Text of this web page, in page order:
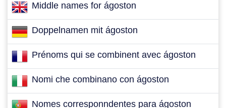
Middle names for ágoston
Doppelnamen mit ágoston
Prénoms qui se combinent avec ágoston
Nomi che combinano con ágoston
Nomes corresponndentes para ágoston